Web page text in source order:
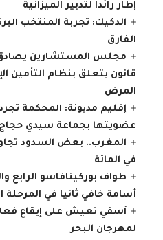
إطار رائدا لتدبير الميزانية
الدكيك: تجربة المنتخب
الفارق
مجلس المستشارين يصادق
قانون يتعلق بنظام التأمين
المرض
إقليم مديونة: المحكمة
عضويتها بجماعة سيدي
في المائة
طواف بوركينافاسو الرابع
أسامة خافي ثانيا في المرحلة
آسفي تعيش على إيقاع
لمهرجان البحر